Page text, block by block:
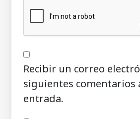
Recibir un correo
siguientes comentarios
entrada.